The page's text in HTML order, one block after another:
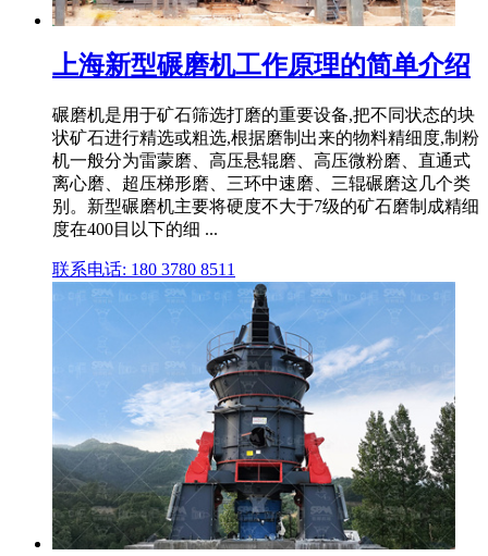
上海新型碾磨机工作原理的简单介绍
碾磨机是用于矿石筛选打磨的重要设备,把不同状态的块
状矿石进行精选或粗选,根据磨制出来的物料精细度,制粉
机一般分为雷蒙磨、高压悬辊磨、高压微粉磨、直通式
离心磨、超压梯形磨、三环中速磨、三辊碾磨这几个类
别。新型碾磨机主要将硬度不大于7级的矿石磨制成精细
度在400目以下的细 ...
联系电话: 180 3780 8511